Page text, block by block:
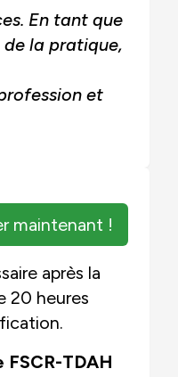
En tant que
la pratique,
et
maintenant !
après la
20 heures
TDAH